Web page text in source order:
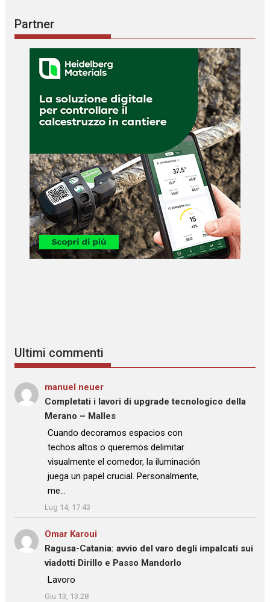
Partner
Ultimi commenti
manuel neuer
Completati i lavori di upgrade tecnologico della
Merano – Malles
: “
Cuando decoramos espacios con
techos altos o queremos delimitar
visualmente el comedor, la iluminación
juega un papel crucial. Personalmente,
me…
”
Lug 14, 17:43
Omar Karoui
Ragusa-Catania: avvio del varo degli impalcati sui
viadotti Dirillo e Passo Mandorlo
: “Lavoro
”
Giu 13, 13:28